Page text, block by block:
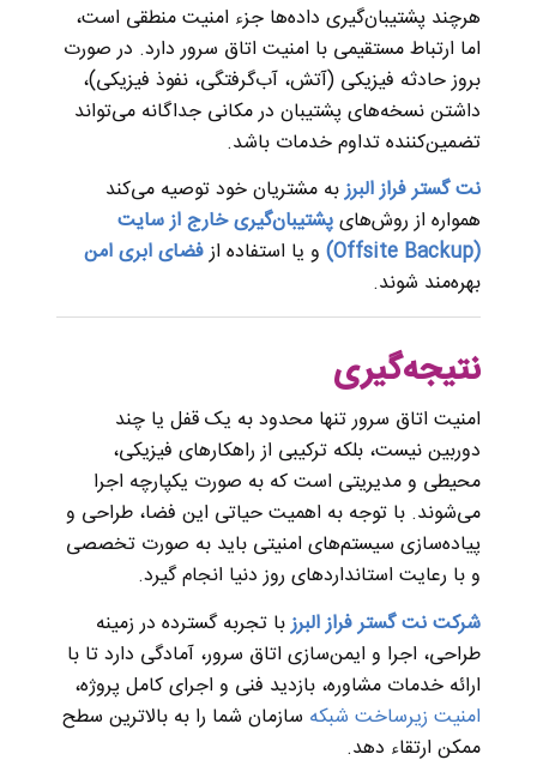
هرچند پشتیبان‌گیری داده‌ها جزء امنیت منطقی است،
اما ارتباط مستقیمی با امنیت اتاق سرور دارد. در صورت
بروز حادثه فیزیکی (آتش، آب‌گرفتگی، نفوذ فیزیکی)،
داشتن نسخه‌های پشتیبان در مکانی جداگانه می‌تواند
تضمین‌کننده تداوم خدمات باشد.
نت گستر فراز البرزبه مشتریان خود توصیه می‌کند
همواره از روش‌هایپشتیبان‌گیری خارج از سایت
(Offsite Backup)
و یا استفاده ازفضای ابری امن
بهره‌مند شوند.
نتیجه‌گیری
امنیت اتاق سرور تنها محدود به یک قفل یا چند
دوربین نیست، بلکه ترکیبی از راهکارهای فیزیکی،
محیطی و مدیریتی است که به صورت یکپارچه اجرا
می‌شوند. با توجه به اهمیت حیاتی این فضا، طراحی و
پیاده‌سازی سیستم‌های امنیتی باید به صورت تخصصی
و با رعایت استانداردهای روز دنیا انجام گیرد.
شرکت نت گستر فراز البرزبا تجربه گسترده در زمینه
طراحی، اجرا و ایمن‌سازی اتاق سرور، آمادگی دارد تا با
ارائه خدمات مشاوره، بازدید فنی و اجرای کامل پروژه،
امنیت زیرساخت شبکه سازمان شما را به بالاترین سطح
ممکن ارتقاء دهد.